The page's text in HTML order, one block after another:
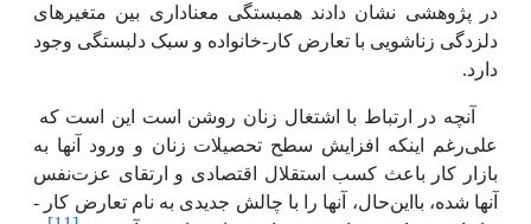
در پژوهشی نشان دادند همبستگی معناداری بین متغیرهای
دلزدگی زناشویی با تعارض کار-خانواده و سبک دلبستگی وجود
دارد.
آنچه در ارتباط با اشتغال زنان روشن است این است که
علی‌رغم اینکه افزایش سطح تحصیلات زنان و ورود آن­ها به
بازار کار باعث کسب استقلال اقتصادی و ارتقای عزت‌نفس
آنها شده، بااین‌حال، آن­ها را با چالش جدیدی به نام تعارض کار -